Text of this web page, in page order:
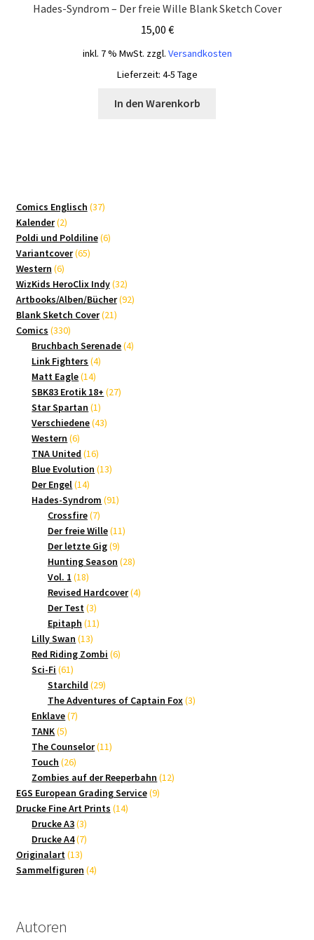
Hades-Syndrom – Der freie Wille Blank Sketch Cover
15,00 €
inkl. 7 % MwSt. zzgl. Versandkosten
Lieferzeit: 4-5 Tage
In den Warenkorb
Comics Englisch 3737
Kalender 22
Produkte
Poldi und Poldiline 66
Variantcover 6565
Western 66
Produkte
WizKids HeroClix Indy 3232
Produkte
Artbooks/Alben/Bücher 9292
Blank Sketch Cover 2121
Comics 330330
Produkte
Bruchbach Serenade 44
Link Fighters 44
Matt Eagle 1414
Produkte
SBK83 Erotik 18+ 2727
Star Spartan 11
Produkt
Verschiedene 4343
Western 66
Produkte
TNA United 1616
Produkte
Blue Evolution 1313
Der Engel 1414
Produkte
Hades-Syndrom 9191
Crossfire 77
Produkte
Der freie Wille 1111
Der letzte Gig 99
Produkte
Hunting Season 2828
Vol. 1 1818
Produkte
Revised Hardcover 44
Der Test 33
Produkte
Epitaph 1111
Lilly Swan 1313
Produkte
Red Riding Zombi 66
Sci-Fi 6161
Produkte
Starchild 2929
Produkte
The Adventures of Captain Fox 33
Enklave 77
TANK 55
Produkte
The Counselor 1111
Touch 2626
Produkte
Zombies auf der Reeperbahn 1212
EGS European Grading Service 99
Drucke Fine Art Prints 1414
Drucke A3 33
Produkte
Drucke A4 77
Originalart 1313
Produkte
Sammelfiguren 44
Autoren